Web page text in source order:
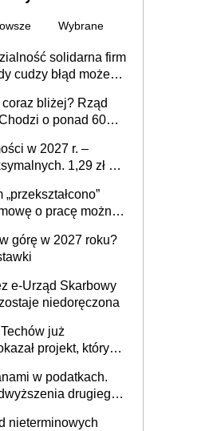
Wybrane
solidarna firm
cudzy błąd może
coraz bliżej? Rząd
o ponad 60
w 2027 r. –
1,29 zł za
z
gospodarczej
o pracę można
jedynym
górę w 2027 roku?
e-Urząd Skarbowy
niedoręczona
już
projekt, który
w podatkach.
drugiego
nieterminowych